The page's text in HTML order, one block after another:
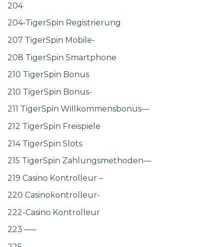
204
204-TigerSpin Registrierung
207 TigerSpin Mobile-
208 TigerSpin Smartphone
210 TigerSpin Bonus
210 TigerSpin Bonus-
211 TigerSpin Willkommensbonus—
212 TigerSpin Freispiele
214 TigerSpin Slots
215 TigerSpin Zahlungsmethoden—
219 Casino Kontrolleur –
220 Casinokontrolleur-
222-Casino Kontrolleur
223 —–